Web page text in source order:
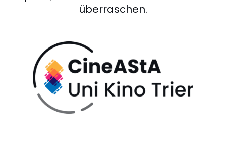
überraschen.